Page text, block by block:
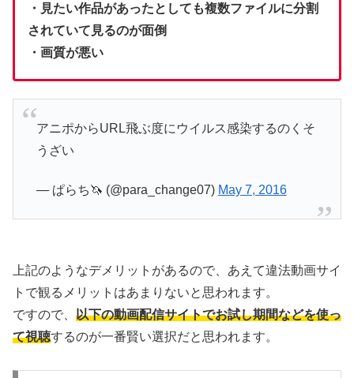
・見たい作品があったとしても複数ファイルに分割
されていて見るのが面倒
・画質が悪い
アニポからURL飛ぶ度にウイルス感染するのくそ
うざい
— ぱらち🦄 (@para_change07) May 7, 2016
上記のようなデメリットがあるので、あえて違法動画サイ
トで観るメリットはあまりないと思われます。
ですので、 以下の動画配信サイトでお試し期間などを使っ
て視聴するのが一番賢い選択だと思われます。